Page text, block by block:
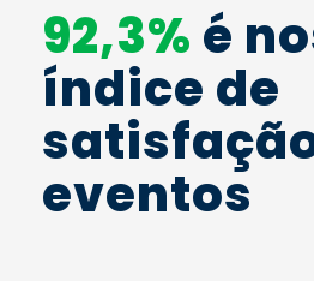
92,3% é
índice de
eventos